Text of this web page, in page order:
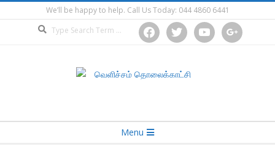
to
We’ll be happy to help. Call Us Today: 044 4860 6441
facebooktwitter youtube google
Menu